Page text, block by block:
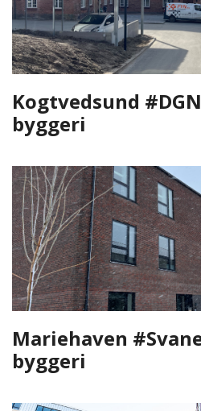
Kogtvedsund
byggeri
Mariehaven
byggeri